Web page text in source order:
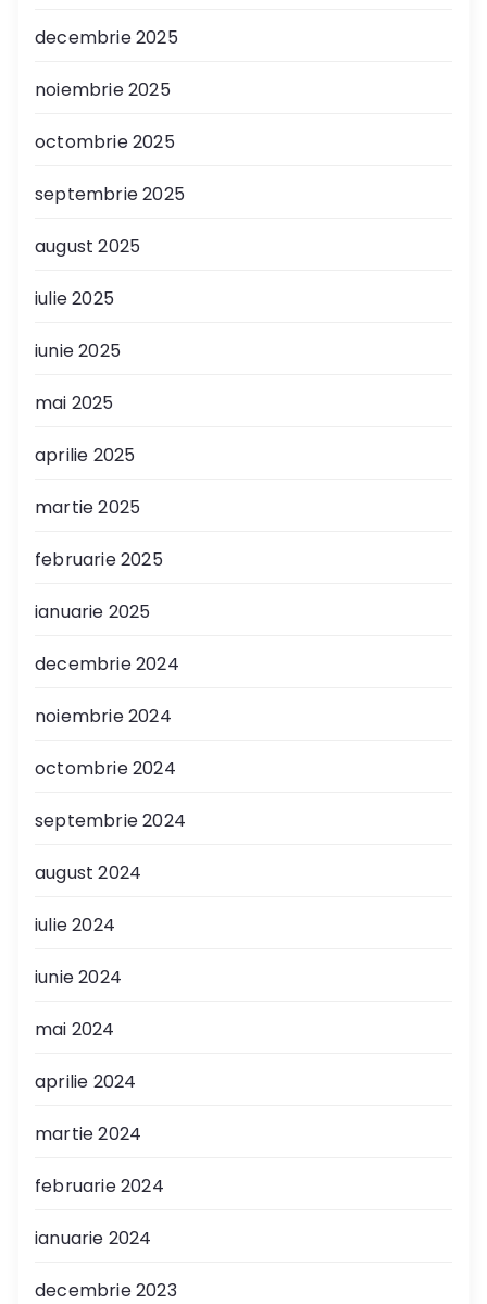
decembrie 2025
noiembrie 2025
octombrie 2025
septembrie 2025
august 2025
iulie 2025
iunie 2025
mai 2025
aprilie 2025
martie 2025
februarie 2025
ianuarie 2025
decembrie 2024
noiembrie 2024
octombrie 2024
septembrie 2024
august 2024
iulie 2024
iunie 2024
mai 2024
aprilie 2024
martie 2024
februarie 2024
ianuarie 2024
decembrie 2023